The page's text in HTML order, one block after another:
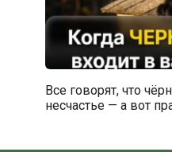
Все говорят, что
несчастье — а вот